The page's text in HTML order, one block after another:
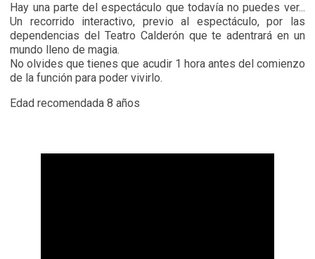
Hay una parte del espectáculo que todavía no puedes ver...
Un recorrido interactivo, previo al espectáculo, por las
dependencias del Teatro Calderón que te adentrará en un
mundo lleno de magia.
No olvides que tienes que acudir 1 hora antes del comienzo
de la función para poder vivirlo.
Edad recomendada 8 años